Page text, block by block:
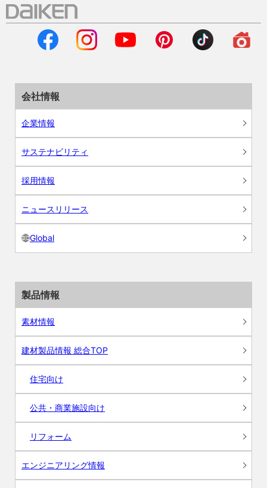
会社情報
企業情報
サステナビリティ
採用情報
ニュースリリース
Global
製品情報
素材情報
建材製品情報 総合TOP
住宅向け
公共・商業施設向け
リフォーム
エンジニアリング情報